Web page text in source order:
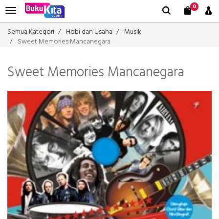
0
Semua Kategori Hobi dan Usaha
Musik
Sweet Memories Mancanegara
Sweet Memories Mancanegara